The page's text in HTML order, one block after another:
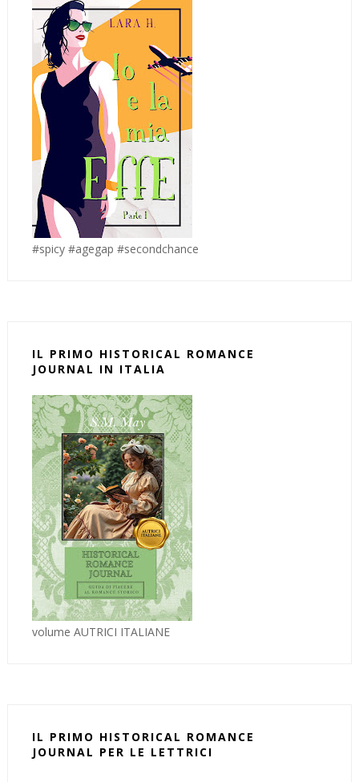
#spicy #agegap #secondchance
IL PRIMO HISTORICAL ROMANCE
JOURNAL IN ITALIA
volume AUTRICI ITALIANE
IL PRIMO HISTORICAL ROMANCE
JOURNAL PER LE LETTRICI